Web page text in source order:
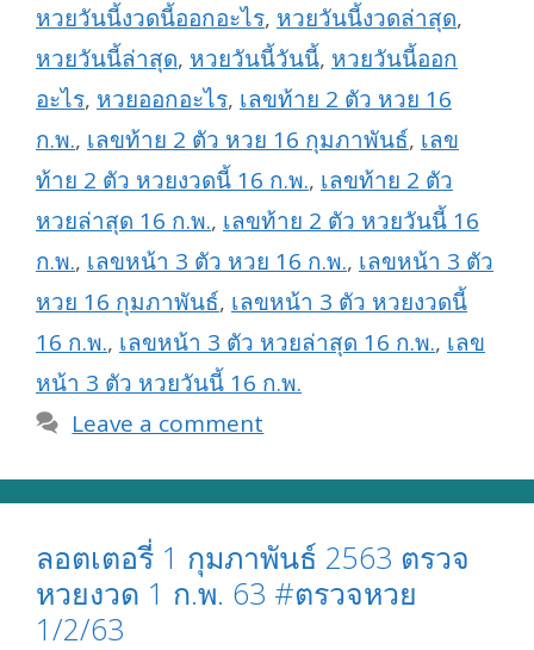
หวยวันนี้งวดนี้ออกอะไร, หวยวันนี้งวดล่าสุด,
หวยวันนี้ล่าสุด, หวยวันนี้วันนี้, หวยวันนี้ออก
อะไร, หวยออกอะไร, เลขท้าย 2 ตัว หวย 16
ก.พ., เลขท้าย 2 ตัว หวย 16 กุมภาพันธ์, เลข
ท้าย 2 ตัว หวยงวดนี้ 16 ก.พ., เลขท้าย 2 ตัว
หวยล่าสุด 16 ก.พ., เลขท้าย 2 ตัว หวยวันนี้ 16
ก.พ., เลขหน้า 3 ตัว หวย 16 ก.พ., เลขหน้า 3 ตัว
หวย 16 กุมภาพันธ์, เลขหน้า 3 ตัว หวยงวดนี้
16 ก.พ., เลขหน้า 3 ตัว หวยล่าสุด 16 ก.พ., เลข
หน้า 3 ตัว หวยวันนี้ 16 ก.พ.
Leave a comment
ลอตเตอรี่ 1 กุมภาพันธ์ 2563 ตรวจ
หวยงวด 1 ก.พ. 63 #ตรวจหวย
1/2/63